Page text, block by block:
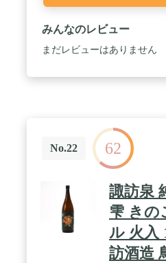
みんなのレビュー
まだレビューはありません
No.22 62
諏訪泉
雫 きの
ル 火入
訪酒造